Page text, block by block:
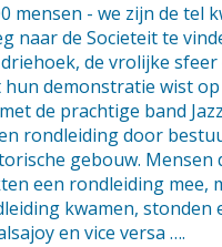
mensen - we zijn de tel
naar de Societeit te
de vrolijke
hun demonstratie wist
de prachtige band
rondleiding door
gebouw. Mensen
een rondleiding mee,
kwamen, stonden
en vice versa ….